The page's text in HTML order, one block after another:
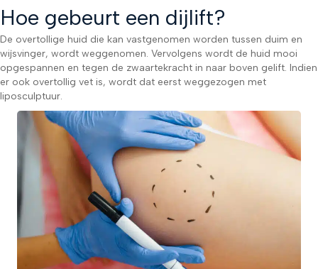
Hoe gebeurt een dijlift?
De overtollige huid die kan vastgenomen worden tussen duim en
wijsvinger, wordt weggenomen. Vervolgens wordt de huid mooi
opgespannen en tegen de zwaartekracht in naar boven gelift. Indien
er ook overtollig vet is, wordt dat eerst weggezogen met
liposculptuur.